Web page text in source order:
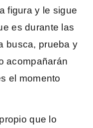
figura y le sigue
es durante las
busca, prueba y
acompañarán
el momento
que lo